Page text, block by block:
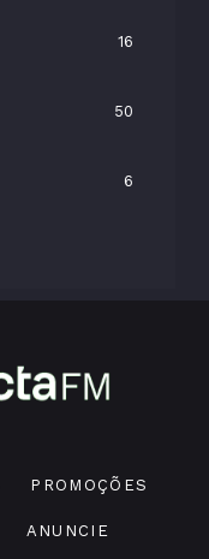
16
50
6
PROMOÇÕES
ANUNCIE